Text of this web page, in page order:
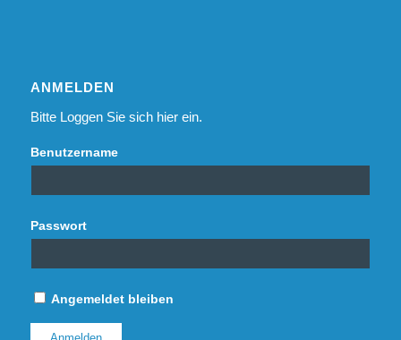
ANMELDEN
Bitte Loggen Sie sich hier ein.
Benutzername
Passwort
Angemeldet bleiben